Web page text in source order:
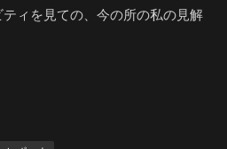
ィを見ての、今の所の私の見解